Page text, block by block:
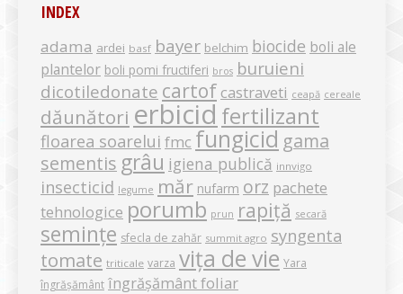
INDEX
adama ardei basf bayer belchim biocide boli ale
plantelor boli pomi fructiferi bros buruieni
dicotiledonate cartof castraveti ceapă cereale
dăunători erbicid fertilizant
floarea soarelui fmc fungicid gama
sementis grâu igiena publică innvigo
insecticid legume măr nufarm orz pachete
tehnologice porumb prun rapiță secară
semințe sfecla de zahăr summit agro syngenta
tomate triticale varza vița de vie Yara
îngrășământ îngrășământ foliar